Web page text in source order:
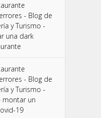
- Blog de
y Turismo -
una dark
- Blog de
y Turismo -
montar un
19